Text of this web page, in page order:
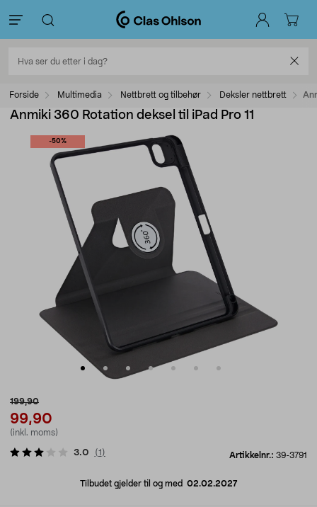
Forside Multimedia Nettbrett og tilbehør Deksler nettbrett
Anmiki 360 Rotation deksel til iPad Pro 11
-50%
199,90
99,90
(inkl. moms)
Artikkelnr.: 39-3791
3.0 (1 )
Tilbudet gjelder til og med 02.02.2027